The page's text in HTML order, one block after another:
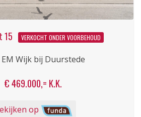
15 VERKOCHT ONDER VOORBEHOUD
EM Wijk bij Duurstede
€ 469.000,= K.K.
op